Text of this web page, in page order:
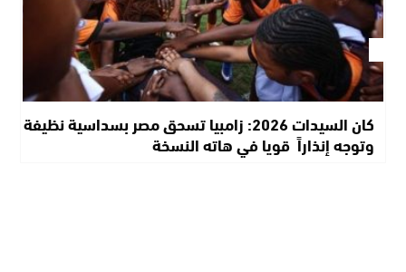
كان السيدات 2026: زامبيا تسحق مصر بسداسية نظيفة
وتوجه إنذاراً قويا في هاته النسخة